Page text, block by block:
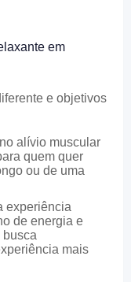
em
e objetivos
alívio muscular
quem quer
ou de uma
experiência
de energia e
busca
mais